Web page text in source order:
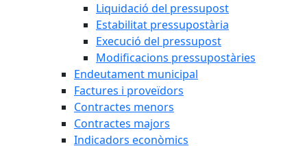
Liquidació del pressupost
Estabilitat pressupostària
Execució del pressupost
Modificacions pressupostàries
Endeutament municipal
Factures i proveïdors
Contractes menors
Contractes majors
Indicadors econòmics